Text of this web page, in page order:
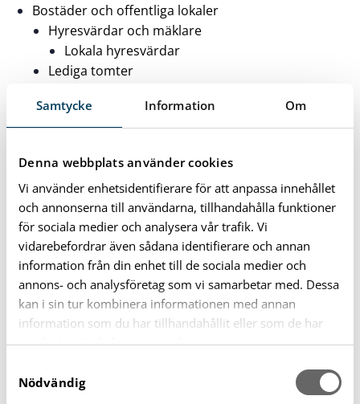
Samtycke Information Om
Denna webbplats använder cookies
Vi använder enhetsidentifierare för att anpassa innehållet
och annonserna till användarna, tillhandahålla funktioner
för sociala medier och analysera vår trafik. Vi
vidarebefordrar även sådana identifierare och annan
information från din enhet till de sociala medier och
annons- och analysföretag som vi samarbetar med. Dessa
kan i sin tur kombinera informationen med annan
information som du har tillhandahållit eller som de har
samlat in när du har använt deras tjänster.
Nödvändig
Bostäder och offentliga lokaler
Hyresvärdar och mäklare
Lokala hyresvärdar
Lediga tomter
Offentliga lokaler
Bostadsförsörjning
Metertalsadresser
Boendemiljö, buller, luftkvalitet
Radon
Ventilation
Imkanal
Bygga nytt, ändra eller riva
Nya regler för bygglov
Bygglovsprocessen
Ta fram handlingar
Villor och flerbostadshus